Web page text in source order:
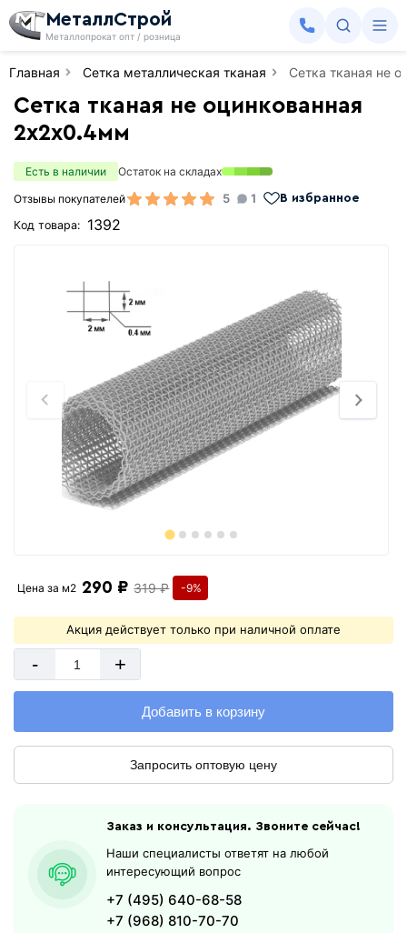
МеталлСтрой
Металлопрокат опт / розница
Главная Сетка металлическая тканая Сетка тканая не
Сетка тканая не оцинкованная
2х2х0.4мм
Есть в наличии
Остаток на складах
Отзывы покупателей
5 1 В избранное
Код товара: 1392
Цена за м2 290 ₽ 319 ₽ -9%
Акция действует только при наличной оплате
- +
Добавить в корзину
Запросить оптовую цену
Заказ и консультация. Звоните сейчас!
Наши специалисты ответят на любой
интересующий вопрос
+7 (495) 640-68-58
+7 (968) 810-70-70